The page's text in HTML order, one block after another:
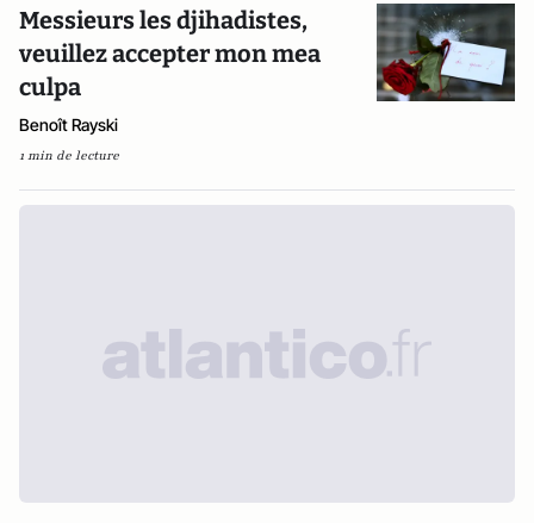
Messieurs les djihadistes,
veuillez accepter mon mea
culpa
Benoît Rayski
1 min de lecture